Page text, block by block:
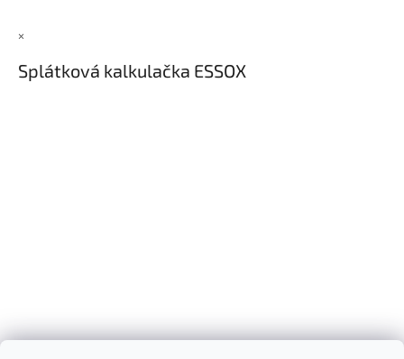
×
Splátková kalkulačka ESSOX